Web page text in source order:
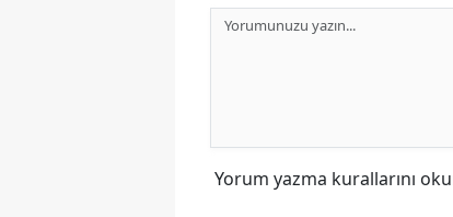
Yorum yazma kurallarını